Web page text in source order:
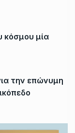
κόσμου μία
την επώνυμη